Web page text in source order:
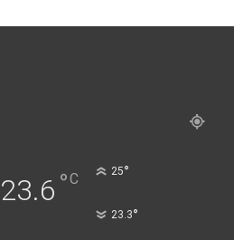
23.6 °C 25°
23.3°